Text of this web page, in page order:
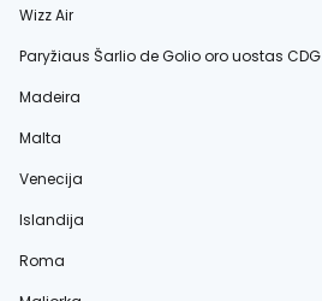
Wizz Air
Paryžiaus Šarlio de Golio oro uostas CDG
Madeira
Malta
Venecija
Islandija
Roma